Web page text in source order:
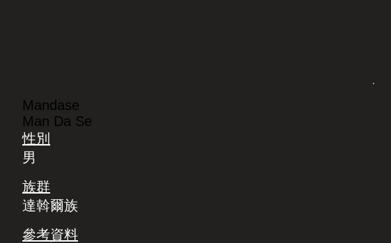
Mandase
Man Da Se
性別
男
族群
達斡爾族
參考資料